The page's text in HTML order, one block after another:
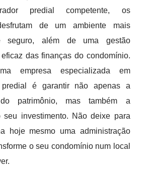
predial competente, os
de um ambiente mais
seguro, além de uma gestão
das finanças do condomínio.
empresa especializada em
predial é garantir não apenas a
do patrimônio, mas também a
seu investimento. Não deixe para
hoje mesmo uma administração
o seu condomínio num local